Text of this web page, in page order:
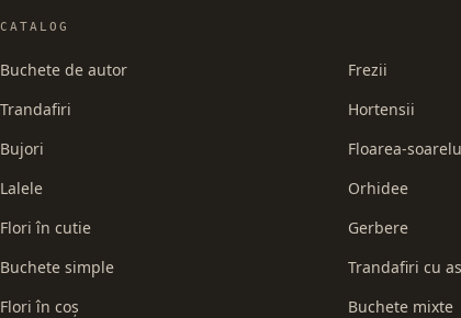
CATALOG
Buchete de autor
Trandafiri
Bujori
Lalele
Flori în cutie
Buchete simple
Flori în coș
Frezii
Hortensii
Floarea-
Orhidee
Gerbere
Trandafiri cu
Buchete mixte